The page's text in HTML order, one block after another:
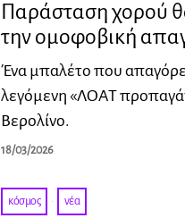
Παράσταση χορού
την ομοφοβική
Ένα μπαλέτο που
λεγόμενη «ΛΟΑΤ
Βερολίνο.
18/03/2026
κόσμος · νέα